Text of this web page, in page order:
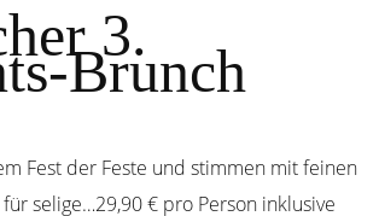
3.
Brunch
Fest der Feste und stimmen mit feinen
selige…29,90 € pro Person inklusive